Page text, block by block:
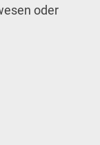
oder